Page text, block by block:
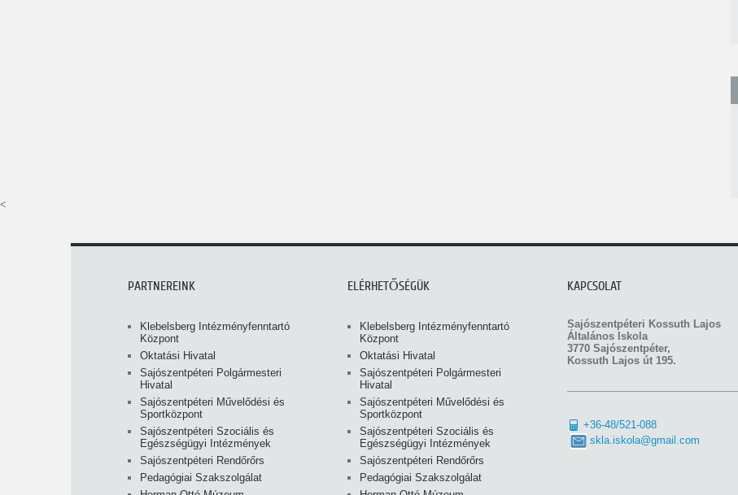
<
PARTNEREINK
Klebelsberg Intézményfenntartó
Központ
Oktatási Hivatal
Sajószentpéteri Polgármesteri
Hivatal
Sajószentpéteri Művelődési és
Sportközpont
Sajószentpéteri Szociális és
Egészségügyi Intézmények
Sajószentpéteri Rendőrőrs
Pedagógiai Szakszolgálat
ELÉRHETŐSÉGÜK
Klebelsberg Intézményfenntartó
Központ
Oktatási Hivatal
Sajószentpéteri Polgármesteri
Hivatal
Sajószentpéteri Művelődési és
Sportközpont
Sajószentpéteri Szociális és
Egészségügyi Intézmények
Sajószentpéteri Rendőrőrs
Pedagógiai Szakszolgálat
KAPCSOLAT
Sajószentpéteri Kossuth Lajos
Általános Iskola
3770 Sajószentpéter,
Kossuth Lajos út 195.
+36-48/521-088
skla.iskola@gmail.com